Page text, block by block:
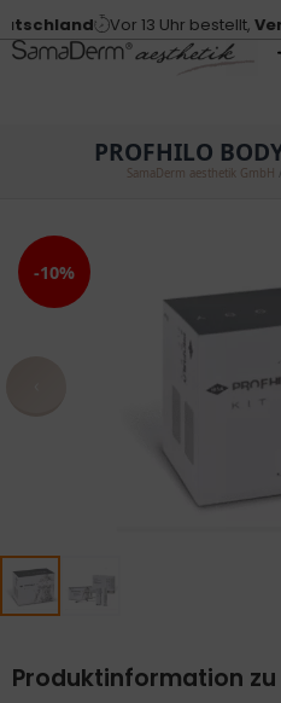
Vor 13 Uhr bestellt,
PROFHILO
SamaDerm aesthetik GmbH
-10%
Produktinformation zu